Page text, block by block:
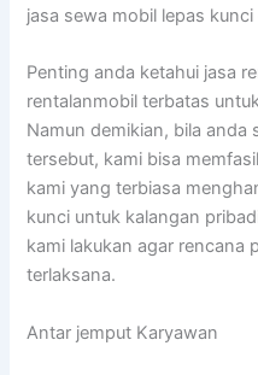
jasa sewa mobil lepas
Penting anda ketahui jasa
rentalanmobil terbatas
Namun demikian, bila
tersebut, kami bisa
kami yang terbiasa
kunci untuk kalangan
kami lakukan agar rencana
terlaksana.
Antar jemput Karyawan